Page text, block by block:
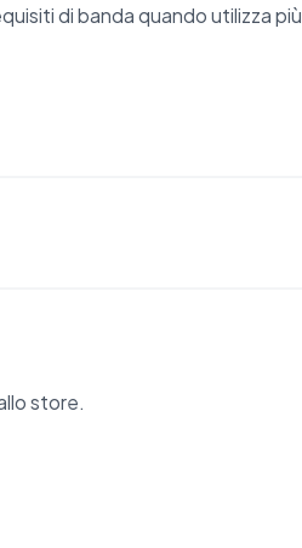
di banda quando utilizza più
store.